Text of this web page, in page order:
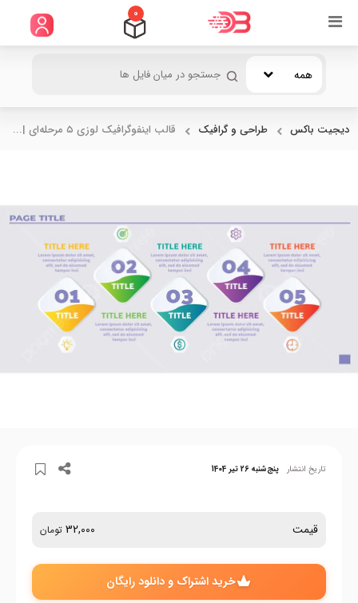
0
همه
دیجیت باکس طراحی و گرافیک قالب اینفوگرافیک لوزی ۵ مرحله‌ای |...
تاریخ انتشار پنج‌شنبه 26 تیر 1404
قیمت 32,000 تومان
خرید اشتراک و دانلود رایگان